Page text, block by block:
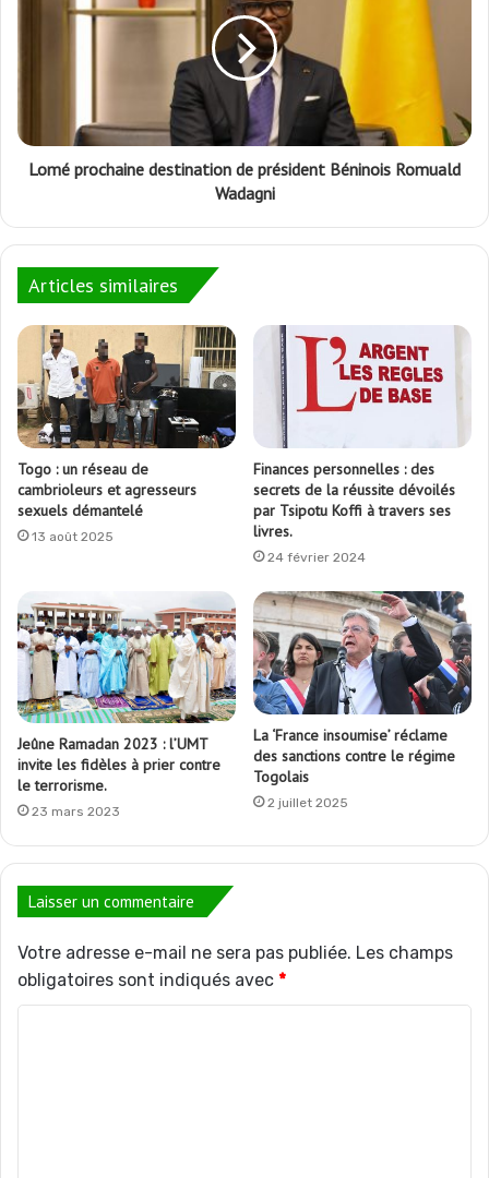
Lomé prochaine destination de président Béninois Romuald
Wadagni
Articles similaires
Togo : un réseau de
cambrioleurs et agresseurs
sexuels démantelé
13 août 2025
Finances personnelles : des
secrets de la réussite dévoilés
par Tsipotu Koffi à travers ses
livres.
24 février 2024
Jeûne Ramadan 2023 : l’UMT
invite les fidèles à prier contre
le terrorisme.
23 mars 2023
La ‘France insoumise’ réclame
des sanctions contre le régime
Togolais
2 juillet 2025
Laisser un commentaire
Votre adresse e-mail ne sera pas publiée. Les champs
obligatoires sont indiqués avec *